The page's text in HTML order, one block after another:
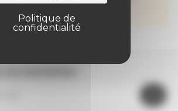
Politique de
confidentialité